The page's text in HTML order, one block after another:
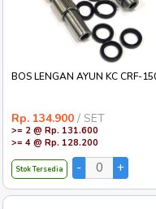
BOS LENGAN AYUN KC CRF-
Rp. 134.900 / SET
>= 2 @ Rp. 131.600
>= 4 @ Rp. 128.200
Stok Tersedia